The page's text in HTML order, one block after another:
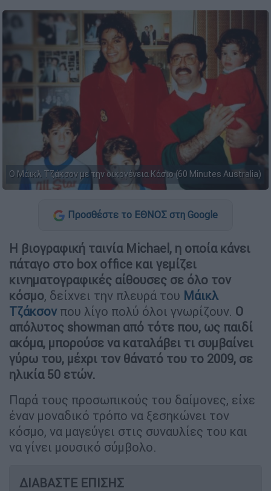
Ο Μάικλ Τζάκσον με την οικογένεια Κάσιο (60 Minutes Australia)
Προσθέστε το ΕΘΝΟΣ στη Google
Η βιογραφική ταινία Michael, η οποία κάνει
πάταγο στο box office και γεμίζει
κινηματογραφικές αίθουσες σε όλο τον
κόσμο, δείχνει την πλευρά του Μάικλ
Τζάκσονπου λίγο πολύ όλοι γνωρίζουν. Ο
απόλυτος showman από τότε που, ως παιδί
ακόμα, μπορούσε να καταλάβει τι συμβαίνει
γύρω του, μέχρι τον θάνατό του το 2009, σε
ηλικία 50 ετών.
Παρά τους προσωπικούς του δαίμονες, είχε
έναν μοναδικό τρόπο να ξεσηκώνει τον
κόσμο, να μαγεύγει στις συναυλίες του και
να γίνει μουσικό σύμβολο.
ΔΙΑΒΑΣΤΕ ΕΠΙΣΗΣ